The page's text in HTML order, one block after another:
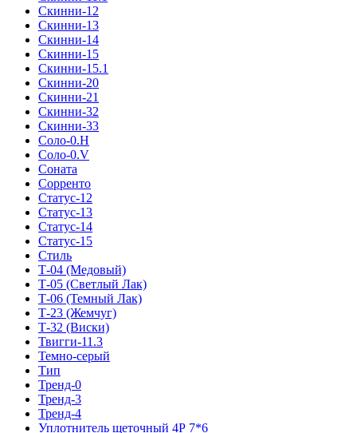
Скинни-12
Скинни-13
Скинни-14
Скинни-15
Скинни-15.1
Скинни-20
Скинни-21
Скинни-32
Скинни-33
Соло-0.H
Соло-0.V
Соната
Сорренто
Статус-12
Статус-13
Статус-14
Статус-15
Стиль
Т-04 (Медовый)
Т-05 (Светлый Лак)
Т-06 (Темный Лак)
Т-23 (Жемчуг)
Т-32 (Виски)
Твигги-11.3
Темно-серый
Тип
Тренд-0
Тренд-3
Тренд-4
Уплотнитель щеточный 4Р 7*6